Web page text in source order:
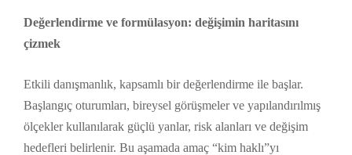
Değerlendirme ve formülasyon: değişimin haritasını
çizmek
Etkili danışmanlık, kapsamlı bir değerlendirme ile başlar.
Başlangıç oturumları, bireysel görüşmeler ve yapılandırılmış
ölçekler kullanılarak güçlü yanlar, risk alanları ve değişim
hedefleri belirlenir. Bu aşamada amaç “kim haklı”yı